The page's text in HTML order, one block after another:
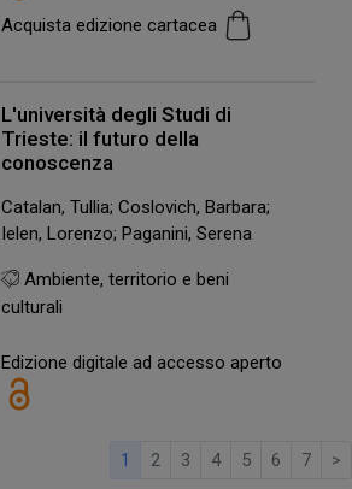
Acquista edizione cartacea
L'università degli Studi di
Trieste: il futuro della
conoscenza
Catalan, Tullia; Coslovich, Barbara;
Ielen, Lorenzo; Paganini, Serena
Ambiente, territorio e beni
culturali
Edizione digitale ad accesso aperto
1 2 3 4 5 6 7 >